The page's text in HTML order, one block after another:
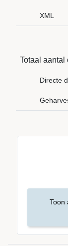
Toon
XML
Totaal aantal
Directe